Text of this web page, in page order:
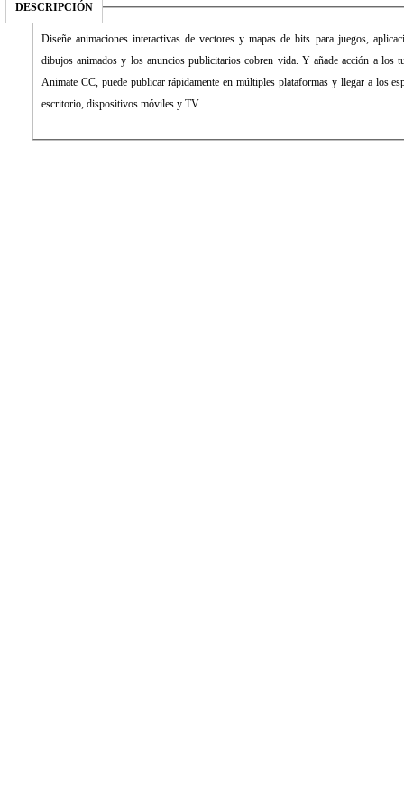
DESCRIPCIÓN
Diseñe animaciones interactivas de vectores y mapas de bits para juegos,
dibujos animados y los anuncios publicitarios cobren vida. Y añade acción a los
Animate CC, puede publicar rápidamente en múltiples plataformas y llegar a los
escritorio, dispositivos móviles y TV.